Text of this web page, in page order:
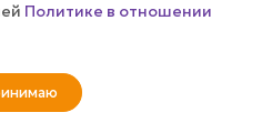
100-37-51
Политике в отношении